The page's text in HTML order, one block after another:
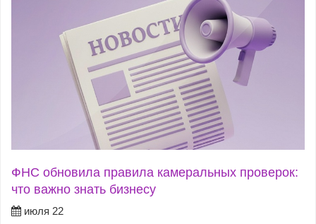
ФНС обновила правила камеральных проверок:
что важно знать бизнесу
июля 22